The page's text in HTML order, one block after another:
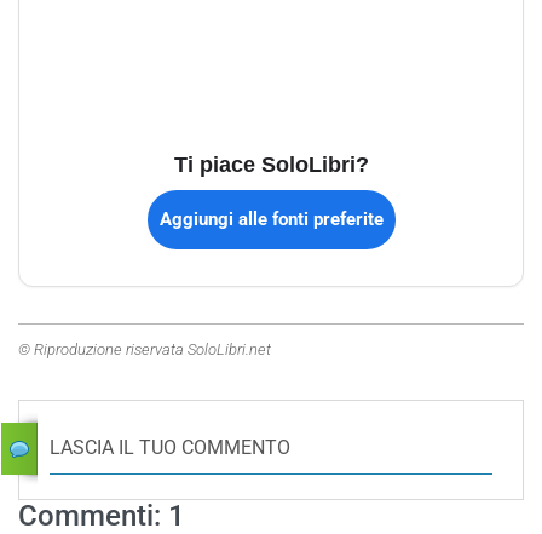
Ti piace SoloLibri?
Aggiungi alle fonti preferite
© Riproduzione riservata SoloLibri.net
LASCIA IL TUO COMMENTO
Commenti: 1